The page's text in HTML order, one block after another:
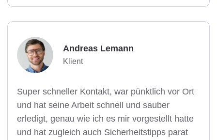
Andreas Lemann
Klient
Super schneller Kontakt, war pünktlich vor Ort
und hat seine Arbeit schnell und sauber
erledigt, genau wie ich es mir vorgestellt hatte
und hat zugleich auch Sicherheitstipps parat